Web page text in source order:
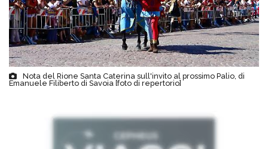
Nota del Rione Santa Caterina sull'invito al prossimo Palio, di
Emanuele Filiberto di Savoia [foto di repertorio]